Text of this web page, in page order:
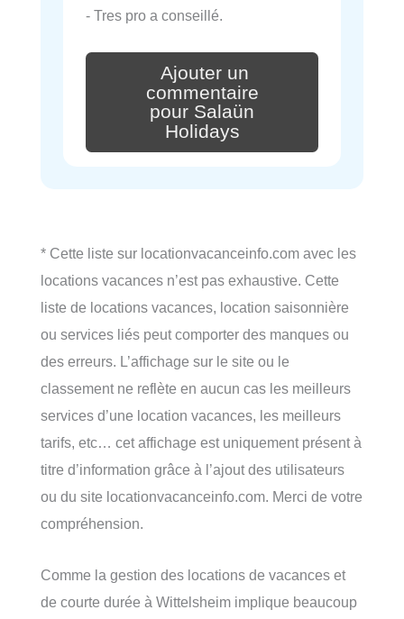
- Tres pro a conseillé.
Ajouter un
commentaire
pour Salaün
Holidays
* Cette liste sur locationvacanceinfo.com avec les
locations vacances n’est pas exhaustive. Cette
liste de locations vacances, location saisonnière
ou services liés peut comporter des manques ou
des erreurs. L’affichage sur le site ou le
classement ne reflète en aucun cas les meilleurs
services d’une location vacances, les meilleurs
tarifs, etc… cet affichage est uniquement présent à
titre d’information grâce à l’ajout des utilisateurs
ou du site locationvacanceinfo.com. Merci de votre
compréhension.
Comme la gestion des locations de vacances et
de courte durée à Wittelsheim implique beaucoup